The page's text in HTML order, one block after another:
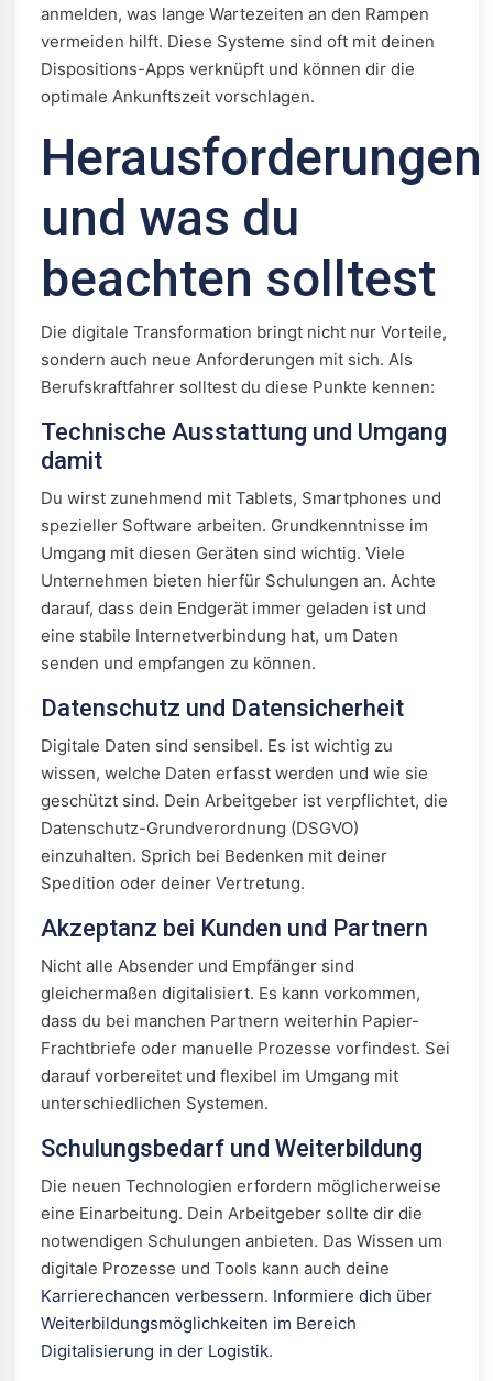
anmelden, was lange Wartezeiten an den Rampen
vermeiden hilft. Diese Systeme sind oft mit deinen
Dispositions-Apps verknüpft und können dir die
optimale Ankunftszeit vorschlagen.
Herausforderungen
und was du
beachten solltest
Die digitale Transformation bringt nicht nur Vorteile,
sondern auch neue Anforderungen mit sich. Als
Berufskraftfahrer solltest du diese Punkte kennen:
Technische Ausstattung und Umgang
damit
Du wirst zunehmend mit Tablets, Smartphones und
spezieller Software arbeiten. Grundkenntnisse im
Umgang mit diesen Geräten sind wichtig. Viele
Unternehmen bieten hierfür Schulungen an. Achte
darauf, dass dein Endgerät immer geladen ist und
eine stabile Internetverbindung hat, um Daten
senden und empfangen zu können.
Datenschutz und Datensicherheit
Digitale Daten sind sensibel. Es ist wichtig zu
wissen, welche Daten erfasst werden und wie sie
geschützt sind. Dein Arbeitgeber ist verpflichtet, die
Datenschutz-Grundverordnung (DSGVO)
einzuhalten. Sprich bei Bedenken mit deiner
Spedition oder deiner Vertretung.
Akzeptanz bei Kunden und Partnern
Nicht alle Absender und Empfänger sind
gleichermaßen digitalisiert. Es kann vorkommen,
dass du bei manchen Partnern weiterhin Papier-
Frachtbriefe oder manuelle Prozesse vorfindest. Sei
darauf vorbereitet und flexibel im Umgang mit
unterschiedlichen Systemen.
Schulungsbedarf und Weiterbildung
Die neuen Technologien erfordern möglicherweise
eine Einarbeitung. Dein Arbeitgeber sollte dir die
notwendigen Schulungen anbieten. Das Wissen um
digitale Prozesse und Tools kann auch deine
Karrierechancen verbessern. Informiere dich über
Weiterbildungsmöglichkeiten im Bereich
Digitalisierung in der Logistik.